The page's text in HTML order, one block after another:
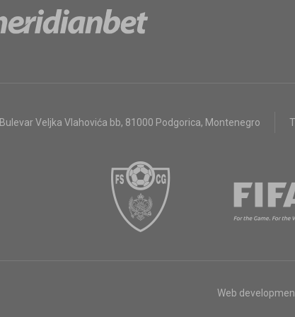
Bulevar Veljka Vlahovića bb, 81000 Podgorica, Montenegro
Web